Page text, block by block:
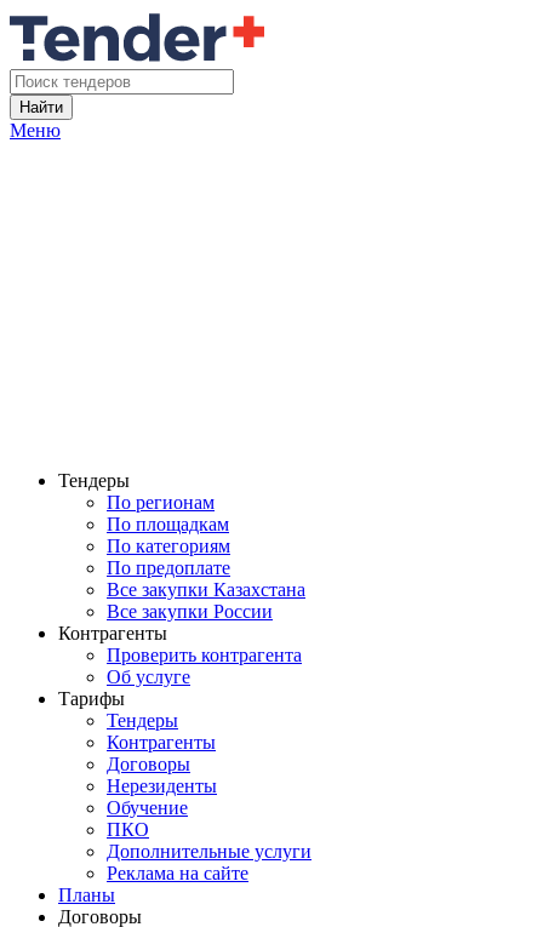
Найти
Меню
Тендеры
По регионам
По площадкам
По категориям
По предоплате
Все закупки Казахстана
Все закупки России
Контрагенты
Проверить контрагента
Об услуге
Тарифы
Тендеры
Контрагенты
Договоры
Нерезиденты
Обучение
ПКО
Дополнительные услуги
Реклама на сайте
Планы
Договоры